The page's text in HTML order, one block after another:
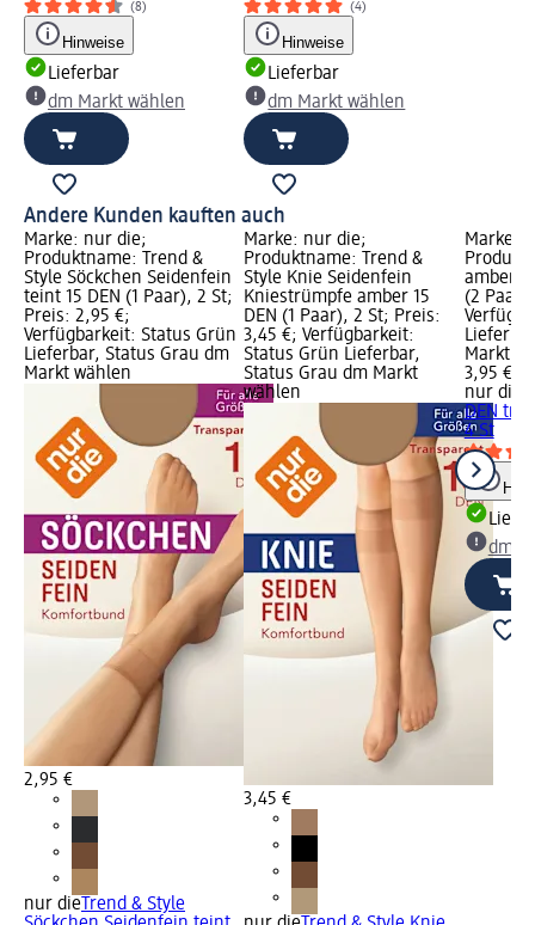
(8)
Hinweise
Lieferbar
dm Markt wählen
(4)
Hinweise
Lieferbar
dm Markt wählen
Andere Kunden kauften auch
Marke: nur die;
Produktname: Trend &
Style Söckchen Seidenfein
teint 15 DEN (1 Paar), 2 St;
Preis: 2,95 €;
Verfügbarkeit: Status Grün
Lieferbar, Status Grau dm
Markt wählen
2,95 €
nur die Trend & Style
Marke: nur die;
Produktname: Trend &
Style Knie Seidenfein
Kniestrümpfe amber 15
DEN (1 Paar), 2 St; Preis:
3,45 €; Verfügbarkeit:
Status Grün Lieferbar,
Status Grau dm Markt
wählen
3,45 €
Marke:
amber
(2
Markt
3,95 €
nur die
DEN
4 St
dm